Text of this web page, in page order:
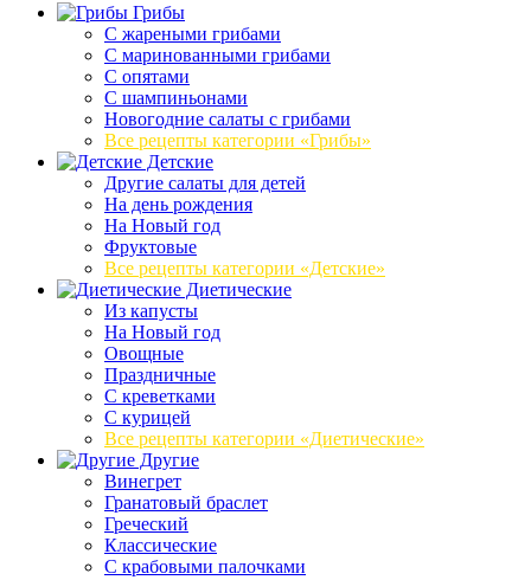
Грибы
C жареными грибами
C маринованными грибами
C опятами
C шампиньонами
Новогодние салаты с грибами
Все рецепты категории «Грибы»
Детские
Другие салаты для детей
На день рождения
На Новый год
Фруктовые
Все рецепты категории «Детские»
Диетические
Из капусты
На Новый год
Овощные
Праздничные
С креветками
С курицей
Все рецепты категории «Диетические»
Другие
Винегрет
Гранатовый браслет
Греческий
Классические
С крабовыми палочками